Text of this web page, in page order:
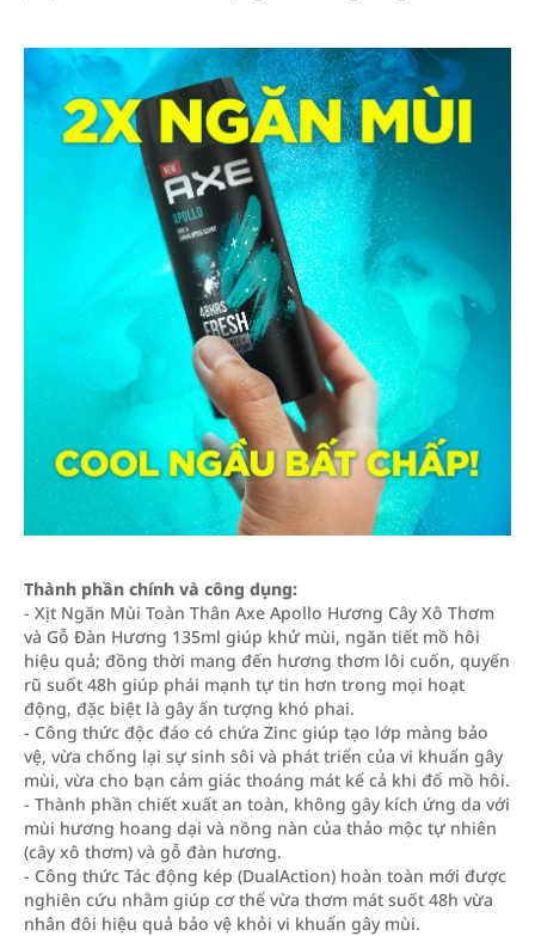
Thành phần chính và công dụng:
- Xịt Ngăn Mùi Toàn Thân Axe Apollo Hương Cây Xô Thơm
và Gỗ Đàn Hương 135ml giúp khử mùi, ngăn tiết mồ hôi
hiệu quả; đồng thời mang đến hương thơm lôi cuốn, quyến
rũ suốt 48h giúp phái mạnh tự tin hơn trong mọi hoạt
động, đặc biệt là gây ấn tượng khó phai.
- Công thức độc đáo có chứa Zinc giúp tạo lớp màng bảo
vệ, vừa chống lại sự sinh sôi và phát triển của vi khuẩn gây
mùi, vừa cho bạn cảm giác thoáng mát kể cả khi đổ mồ hôi.
- Thành phần chiết xuất an toàn, không gây kích ứng da với
mùi hương hoang dại và nồng nàn của thảo mộc tự nhiên
(cây xô thơm) và gỗ đàn hương.
- Công thức Tác động kép (DualAction) hoàn toàn mới được
nghiên cứu nhằm giúp cơ thể vừa thơm mát suốt 48h vừa
nhân đôi hiệu quả bảo vệ khỏi vi khuẩn gây mùi.